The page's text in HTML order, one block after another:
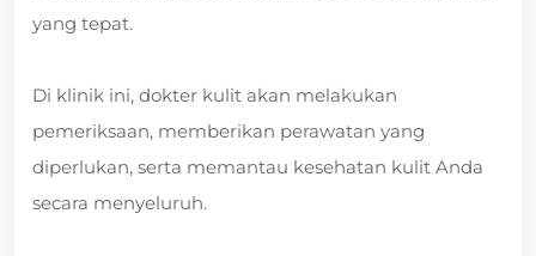
yang tepat.
Di klinik ini, dokter kulit akan melakukan
pemeriksaan, memberikan perawatan yang
diperlukan, serta memantau kesehatan kulit Anda
secara menyeluruh.